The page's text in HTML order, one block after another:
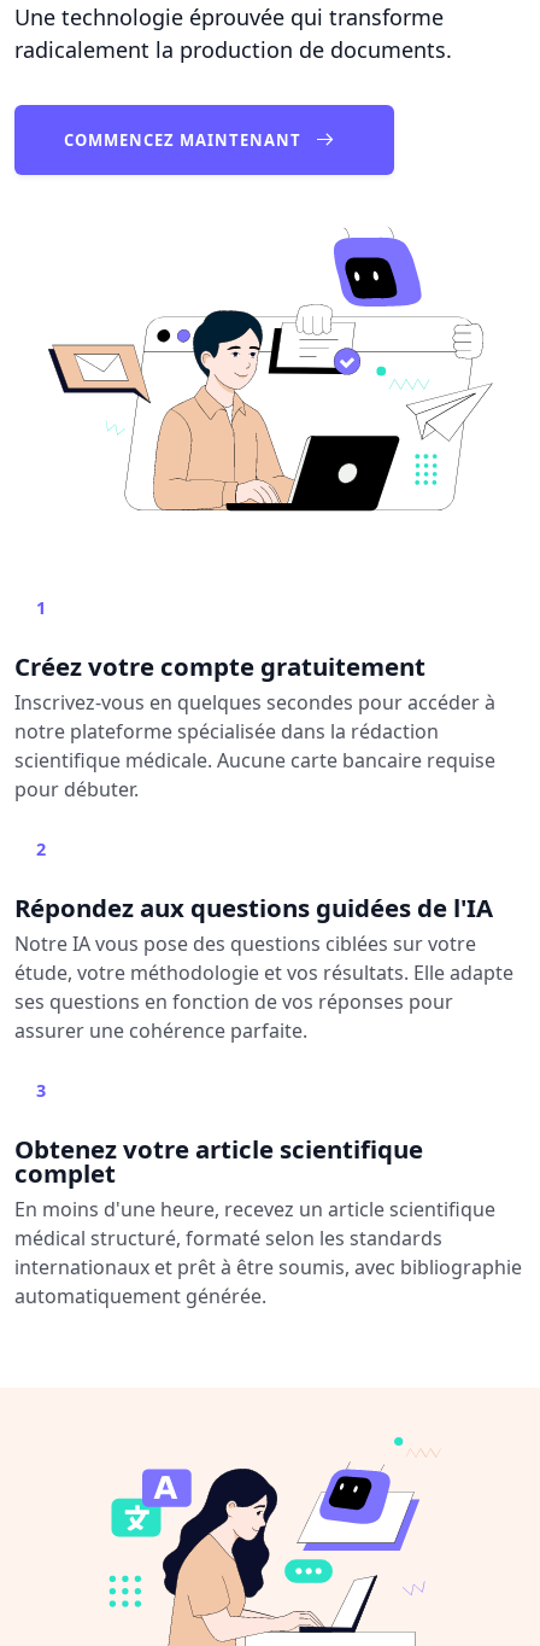
Une technologie éprouvée qui transforme
radicalement la production de documents.
COMMENCEZ MAINTENANT
1
Créez votre compte gratuitement
Inscrivez-vous en quelques secondes pour accéder à
notre plateforme spécialisée dans la rédaction
scientifique médicale. Aucune carte bancaire requise
pour débuter.
2
Répondez aux questions guidées de l'IA
Notre IA vous pose des questions ciblées sur votre
étude, votre méthodologie et vos résultats. Elle adapte
ses questions en fonction de vos réponses pour
assurer une cohérence parfaite.
3
Obtenez votre article scientifique
complet
En moins d'une heure, recevez un article scientifique
médical structuré, formaté selon les standards
internationaux et prêt à être soumis, avec bibliographie
automatiquement générée.